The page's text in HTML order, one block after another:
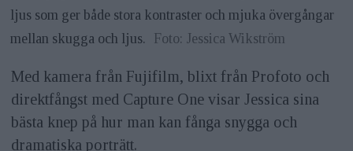
ljus som ger både stora kontraster och mjuka övergångar
mellan skugga och ljus.
Foto: Jessica Wikström
Med kamera från Fujifilm, blixt från Profoto och
direktfångst med Capture One visar Jessica sina
bästa knep på hur man kan fånga snygga och
dramatiska porträtt.